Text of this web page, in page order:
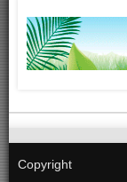
Copyright